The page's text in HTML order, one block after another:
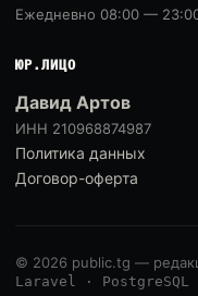
Ежедневно 08:00 —
ЮР.ЛИЦО
Давид Артов
ИНН 210968874987
Политика данных
Договор-оферта
© 2026 public.tg —
Laravel · PostgreSQL